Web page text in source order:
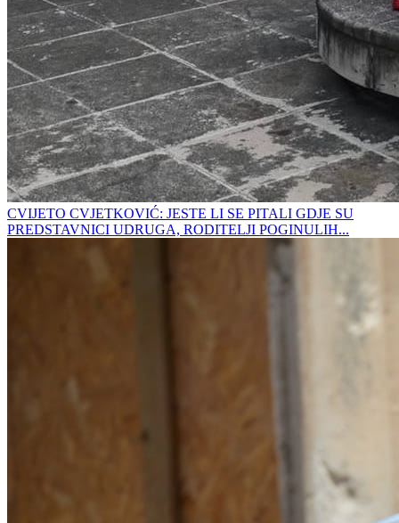
CVIJETO CVJETKOVIĆ: JESTE LI SE PITALI GDJE SU
PREDSTAVNICI UDRUGA, RODITELJI POGINULIH...